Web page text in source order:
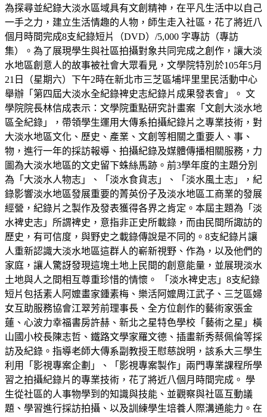
為探尋並紀錄大淡水區域具有文創精神，在平凡生活中以自己
一手之力，建立生活情趣的人物，師生走入社區，花了將近八
個月時間完成8支紀錄短片（DVD）/5,000 字專訪（專訪
集）。為了展現學生與社區拍攝對象共同完成之創作，讓大淡
水地區創意人的故事被社會大眾看見，文學院特別於105年5月
21日（星期六）下午2時在新北市三芝區埔坪里里民活動中心
舉辦「第四屆大淡水全紀錄裨史志紀錄片成果發表會」。 文
學院院長林信成表示：文學院重點研究計畫案「文創大淡水地
區全紀錄」，帶領學生運用大傳系拍攝紀錄片之專業技術，對
大淡水地區文化、歷史、產業、文創等相關之重要人、事、
物，進行一年的採訪報導、拍攝紀錄及媒體傳播相關服務，力
圖為大淡水地區的文史留下蛛絲馬跡。前3學年度的主題分別
為「大淡水人物志」、「淡水食貨志」、「淡水風土志」，紀
錄影響淡水地區發展重要的菁英份子及淡水地區工商業的發展
經營，紀錄片之製作及發表獲得各界之肯定。本屆主題為「淡
水裨史志」所謂裨史，意指非正史所載錄，而由民間所諏訪的
歷史，有可信度，與野史之載錄傳說是不同的。8支紀錄片讓
人重新認識大淡水地區這群人的嶄新視野、作為，以及他們的
家庭，讓人驚訝發現這塊土地上民間的創意能量，並展現淡水
土地與人之間相互尊重珍惜的情懷。 「淡水裨史志」8支紀錄
短片包括素人阿嬤畫家鍾素梅、樂活阿嬤周江武子、三芝區婦
女互助服務協會江翠芳前理事長、全方位創作的藝術家張金
蓮、心波力幸福書房許赫、新北之星特色學校「藝術之星」橫
山國小校長陳志哲、鐵路文學家羅文德、插畫新秀蔡佩倫等採
訪及紀錄。指導老師大傳系副教授王慰慈說明，該系大三學生
利用「影視專案企劃」、「影視專案製作」兩門專業課程所學
習之拍攝紀錄片的專業技術，花了將近八個月時間完成。 學
生從社區的人事物學到的知識與技能、並觀察與社區互動議
題、學習進行採訪拍攝、以及訓練學生培養人際溝通能力。在